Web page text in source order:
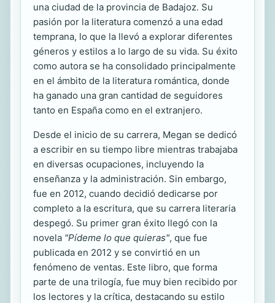
una ciudad de la provincia de Badajoz. Su
pasión por la literatura comenzó a una edad
temprana, lo que la llevó a explorar diferentes
géneros y estilos a lo largo de su vida. Su éxito
como autora se ha consolidado principalmente
en el ámbito de la literatura romántica, donde
ha ganado una gran cantidad de seguidores
tanto en España como en el extranjero.
Desde el inicio de su carrera, Megan se dedicó
a escribir en su tiempo libre mientras trabajaba
en diversas ocupaciones, incluyendo la
enseñanza y la administración. Sin embargo,
fue en 2012, cuando decidió dedicarse por
completo a la escritura, que su carrera literaria
despegó. Su primer gran éxito llegó con la
novela "Pídeme lo que quieras", que fue
publicada en 2012 y se convirtió en un
fenómeno de ventas. Este libro, que forma
parte de una trilogía, fue muy bien recibido por
los lectores y la crítica, destacando su estilo